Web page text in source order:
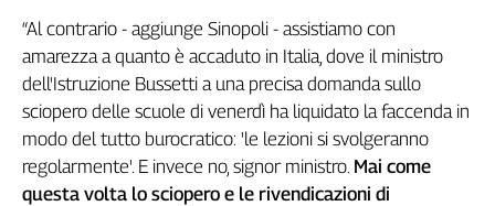
G8
di
Genova,
il
sangue
della
“Al contrario - aggiunge Sinopoli - assistiamo con
amarezza a quanto è accaduto in Italia, dove il ministro
dell'Istruzione Bussetti a una precisa domanda sullo
sciopero delle scuole di venerdì ha liquidato la faccenda in
modo del tutto burocratico: 'le lezioni si svolgeranno
regolarmente'. E invece no, signor ministro. Mai come
questa volta lo sciopero e le rivendicazioni di